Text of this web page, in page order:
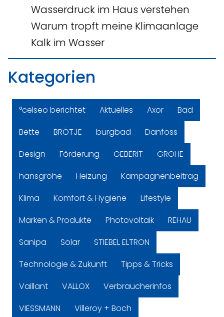
Wasserdruck im Haus verstehen
Warum tropft meine Klimaanlage
Kalk im Wasser
Kategorien
°celseo berichtet Aktuelles Axor
Bad
Bette
BRÖTJE burgbad
Danfoss
Design
Förderung GEBERIT
GROHE
hansgrohe
Heizung
Kampagnenbeitrag
Klima
Komfort & Hygiene
Lifestyle
Marken & Produkte
Photovoltaik
REHAU
Sanipa
Solar
STIEBEL ELTRON
Technologie & Zukunft
Tipps & Tricks
Vaillant
VALLOX
Verbraucherinfos
VIESSMANN
Villeroy + Boch